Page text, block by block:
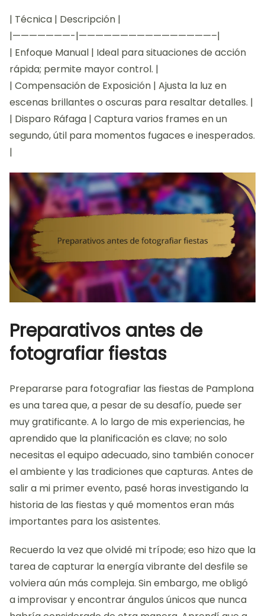
| Técnica | Descripción |
|———————-|————————————————–|
| Enfoque Manual | Ideal para situaciones de acción
rápida; permite mayor control. |
| Compensación de Exposición | Ajusta la luz en
escenas brillantes o oscuras para resaltar detalles. |
| Disparo Ráfaga | Captura varios frames en un
segundo, útil para momentos fugaces e inesperados.
|
Preparativos antes de
fotografiar fiestas
Prepararse para fotografiar las fiestas de Pamplona
es una tarea que, a pesar de su desafío, puede ser
muy gratificante. A lo largo de mis experiencias, he
aprendido que la planificación es clave; no solo
necesitas el equipo adecuado, sino también conocer
el ambiente y las tradiciones que capturas. Antes de
salir a mi primer evento, pasé horas investigando la
historia de las fiestas y qué momentos eran más
importantes para los asistentes.
Recuerdo la vez que olvidé mi trípode; eso hizo que la
tarea de capturar la energía vibrante del desfile se
volviera aún más compleja. Sin embargo, me obligó
a improvisar y encontrar ángulos únicos que nunca